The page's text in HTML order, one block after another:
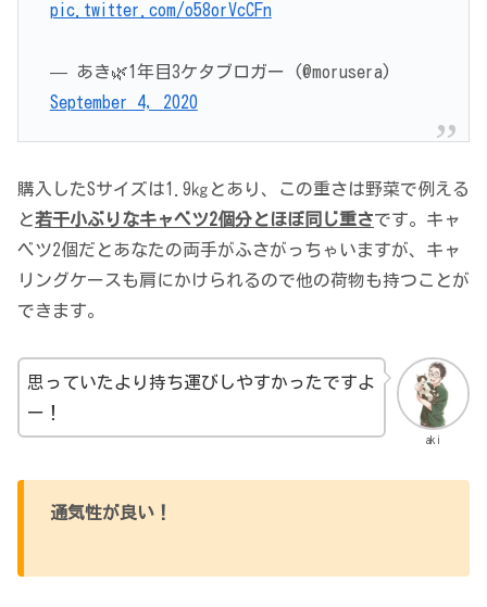
pic.twitter.com/o58orVcCFn
— あき🌿1年目3ケタブロガー (@morusera)
September 4, 2020
購入したSサイズは1.9㎏とあり、この重さは野菜で例える
と若干小ぶりなキャベツ2個分とほぼ同じ重さです。キャ
ベツ2個だとあなたの両手がふさがっちゃいますが、キャ
リングケースも肩にかけられるので他の荷物も持つことが
できます。
aki
思っていたより持ち運びしやすかったですよ
ー！
通気性が良い！